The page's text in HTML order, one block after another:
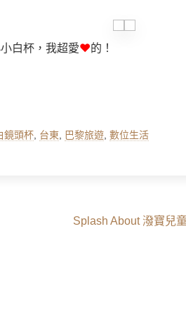
白杯，我超愛♥的！
鏡頭杯 台東 巴黎旅遊 數位生活
Splash About 潑寶兒